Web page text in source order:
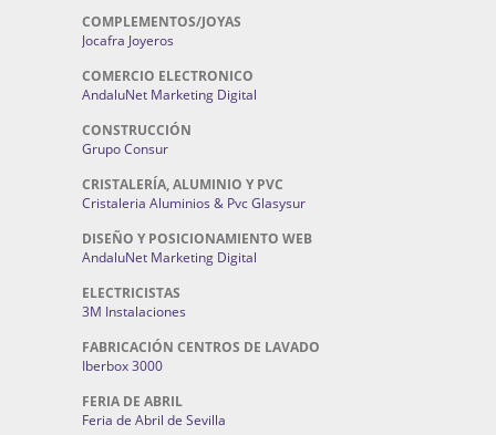
COMPLEMENTOS/JOYAS
Jocafra Joyeros
COMERCIO ELECTRONICO
AndaluNet Marketing Digital
CONSTRUCCIÓN
Grupo Consur
CRISTALERÍA, ALUMINIO Y PVC
Cristaleria Aluminios & Pvc Glasysur
DISEÑO Y POSICIONAMIENTO WEB
AndaluNet Marketing Digital
ELECTRICISTAS
3M Instalaciones
FABRICACIÓN CENTROS DE LAVADO
Iberbox 3000
FERIA DE ABRIL
Feria de Abril de Sevilla